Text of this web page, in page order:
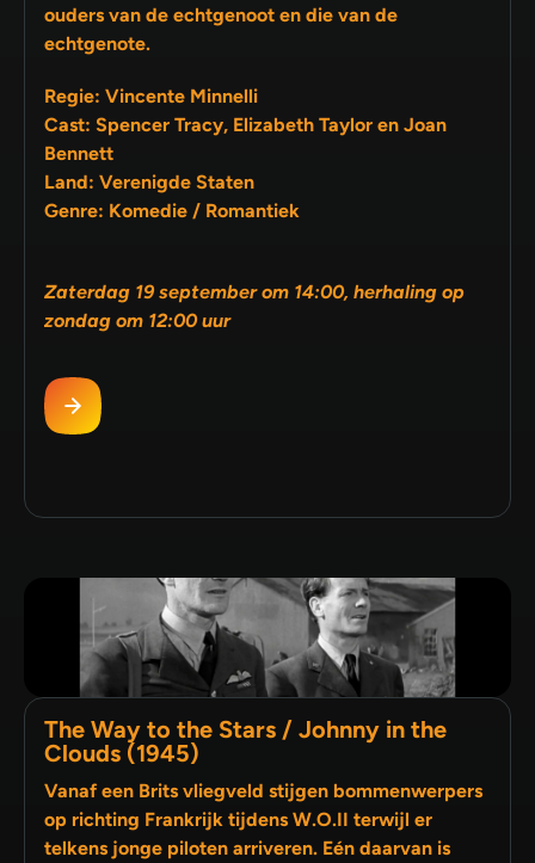
ouders van de echtgenoot en die van de
echtgenote.
Regie: Vincente Minnelli
Cast: Spencer Tracy, Elizabeth Taylor en Joan
Bennett
Land: Verenigde Staten
Genre: Komedie / Romantiek
Zaterdag 19 september om 14:00, herhaling op
zondag om 12:00 uur
The Way to the Stars / Johnny in the
Clouds (1945)
Vanaf een Brits vliegveld stijgen bommenwerpers
op richting Frankrijk tijdens W.O.II terwijl er
telkens jonge piloten arriveren. Eén daarvan is